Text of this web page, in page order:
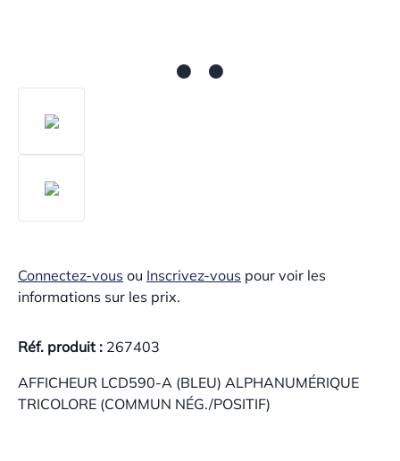
Connectez-vous ou Inscrivez-vous pour voir les
informations sur les prix.
Réf. produit : 267403
AFFICHEUR LCD590-A (BLEU) ALPHANUMÉRIQUE
TRICOLORE (COMMUN NÉG./POSITIF)